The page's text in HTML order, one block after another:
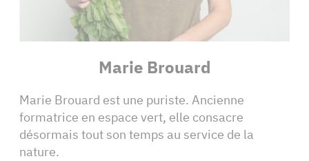
Marie Brouard
Marie Brouard est une puriste. Ancienne
formatrice en espace vert, elle consacre
désormais tout son temps au service de la
nature.